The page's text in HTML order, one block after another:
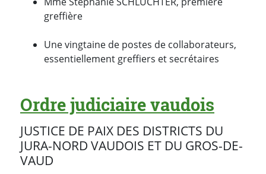
greffière
Une vingtaine de postes de collaborateurs,
essentiellement greffiers et secrétaires
Ordre judiciaire vaudois
JUSTICE DE PAIX DES DISTRICTS DU
JURA-NORD VAUDOIS ET DU GROS-DE-
VAUD